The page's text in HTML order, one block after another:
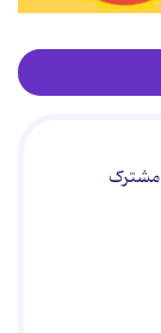
مشترک